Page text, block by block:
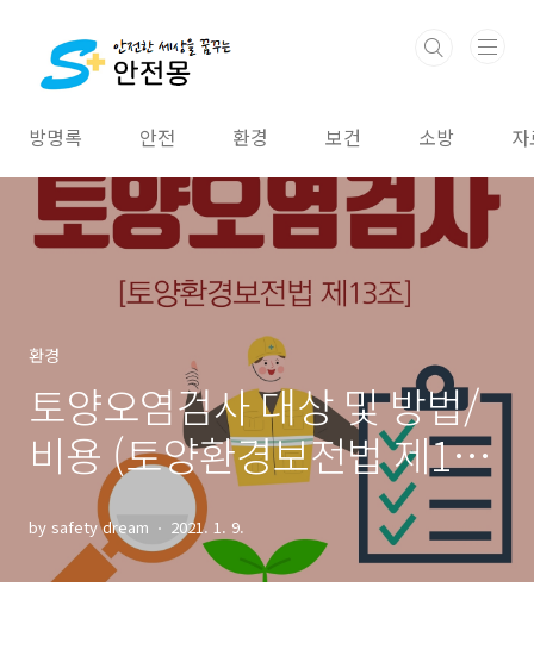
방명록 안전 환경 보건 소방
환경
토양오염검사 대상 및 방법/
비용 (토양환경보전법 제13
by safety dream 2021. 1. 9.